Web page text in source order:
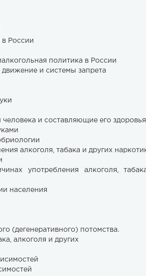
в России
политика в России
и системы запрета
и составляющие его
алкоголя, табака и других
употребления алкоголя,
населения
(дегенеративного) потомства.
алкоголя и других